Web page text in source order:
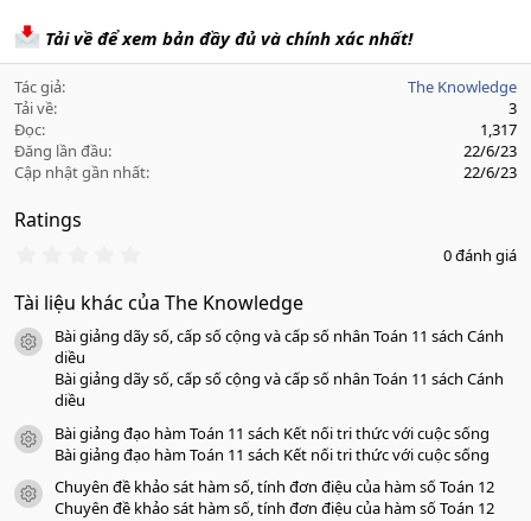
Tải về để xem bản đầy đủ và chính xác nhất!
Tác giả
The Knowledge
Tải về
3
Đọc
1,317
Đăng lần đầu
22/6/23
Cập nhật gần nhất
22/6/23
Ratings
0
0
a
0 đánh giá
Tài liệu khác của The Knowledge
icon tài liệu
Bài giảng dãy số, cấp số cộng và cấp số nhân Toán 11 sách Cánh
diều
Bài giảng dãy số, cấp số cộng và cấp số nhân Toán 11 sách Cánh
diều
icon tài liệu
Bài giảng đạo hàm Toán 11 sách Kết nối tri thức với cuộc sống
Bài giảng đạo hàm Toán 11 sách Kết nối tri thức với cuộc sống
icon tài liệu
Chuyên đề khảo sát hàm số, tính đơn điệu của hàm số Toán 12
Chuyên đề khảo sát hàm số, tính đơn điệu của hàm số Toán 12